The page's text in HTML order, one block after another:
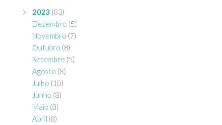
2023 (83)
Dezembro (5)
Novembro (7)
Outubro (8)
Setembro (5)
Agosto (8)
Julho (10)
Junho (8)
Maio (8)
Abril (8)